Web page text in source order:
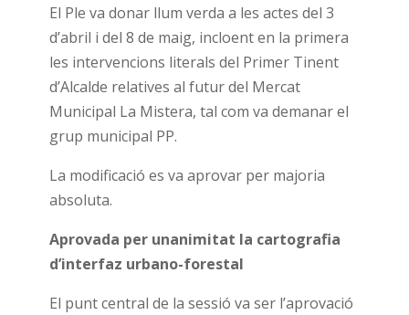
El Ple va donar llum verda a les actes del 3
d’abril i del 8 de maig, incloent en la primera
les intervencions literals del Primer Tinent
d’Alcalde relatives al futur del Mercat
Municipal La Mistera, tal com va demanar el
grup municipal PP.
La modificació es va aprovar per majoria
absoluta.
Aprovada per unanimitat la cartografia
d’interfaz urbano-forestal
El punt central de la sessió va ser l’aprovació